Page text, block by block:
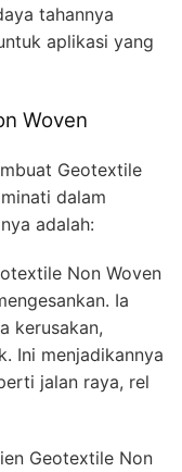
tahannya
aplikasi yang
Woven
Geotextile
dalam
adalah:
Non Woven
Ia
kerusakan,
Ini menjadikannya
jalan raya, rel
Geotextile Non